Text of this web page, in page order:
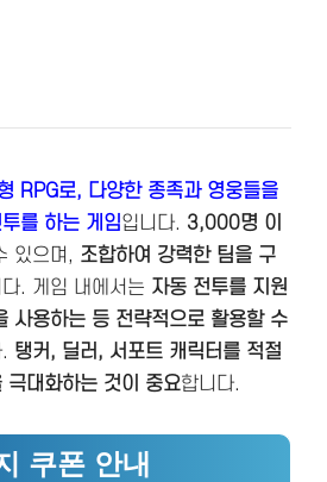
RPG로, 다양한 종족과 영웅들을
를 하는 게임입니다. 3,000명 이
있으며, 조합하여 강력한 팀을 구
. 게임 내에서는 자동 전투를 지원
사용하는 등 전략적으로 활용할 수
탱커, 딜러, 서포트 캐릭터를 적절
극대화하는 것이 중요합니다.
쿠폰 안내